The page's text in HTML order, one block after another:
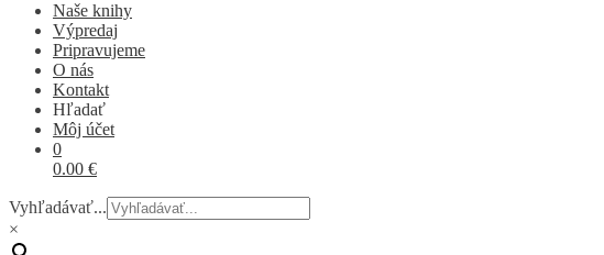
Naše knihy
Výpredaj
Pripravujeme
O nás
Kontakt
Hľadať
Môj účet
0
0.00 €
Vyhľadávať...
×